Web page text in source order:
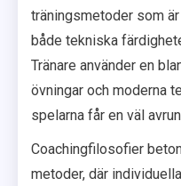
träningsmetoder som
både tekniska
Tränare använder en
övningar och moderna
spelarna får en väl
Coachingfilosofier
metoder, där